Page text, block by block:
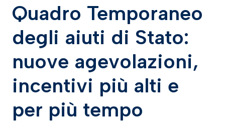
Quadro Temporaneo
degli aiuti di Stato:
nuove agevolazioni,
incentivi più alti e
per più tempo